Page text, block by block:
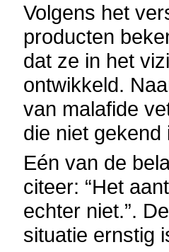
Volgens het
producten
dat ze in het
ontwikkeld.
van malafide
die niet
Eén van de
citeer: “Het
echter niet.”.
situatie ernstig